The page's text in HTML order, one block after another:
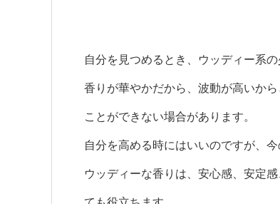
自分を見つめるとき、ウッディー系
香りが華やかだから、波動が高いか
ことができない場合があります。
自分を高める時にはいいのですが、
ウッディーな香りは、安心感、安定